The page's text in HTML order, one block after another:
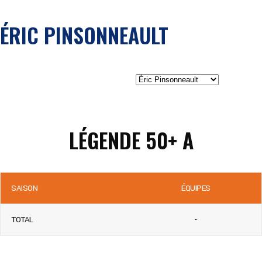
ÉRIC PINSONNEAULT
LÉGENDE 50+ A
SAISON ÉQUIPES
TOTAL -